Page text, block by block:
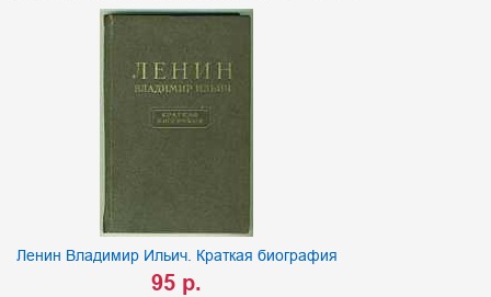
Ленин Владимир Ильич. Краткая биография
95 р.